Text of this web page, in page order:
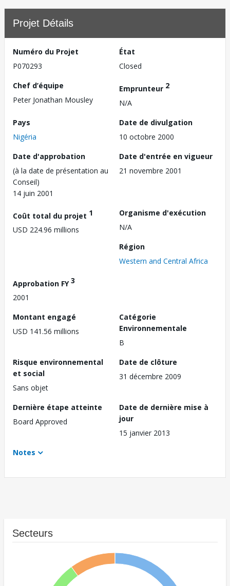
Projet Détails
Numéro du Projet
P070293
État
Closed
Chef d’équipe
Peter Jonathan Mousley
Emprunteur 2
N/A
Pays
Nigéria
Date de divulgation
10 octobre 2000
Date d'approbation
(à la date de présentation au
Conseil)
14 juin 2001
Date d'entrée en vigueur
21 novembre 2001
Coût total du projet 1
USD 224.96 millions
Organisme d'exécution
N/A
Région
Western and Central Africa
Approbation FY3
2001
Montant engagé
USD 141.56 millions
Catégorie
Environnementale
B
Risque environnemental
et social
Sans objet
Date de clôture
31 décembre 2009
Dernière étape atteinte
Board Approved
Date de dernière mise à
jour
15 janvier 2013
Notes
Secteurs